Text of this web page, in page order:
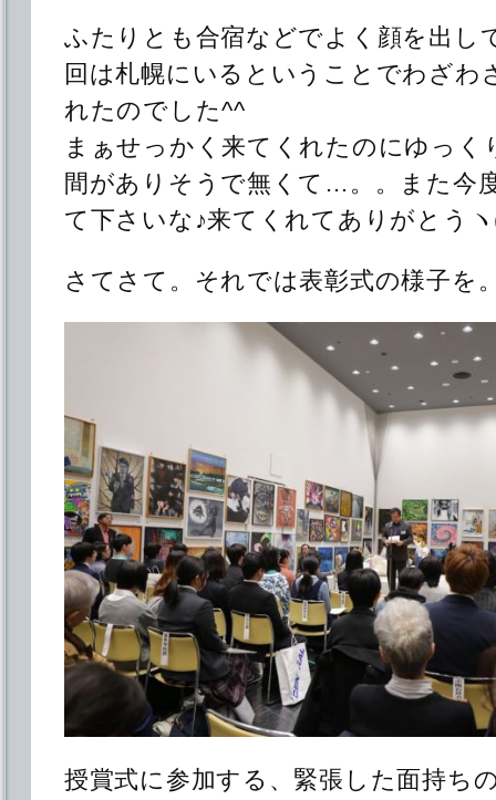
ふたりとも合宿などでよく顔を出し
回は札幌にいるということでわざわ
れたのでした^^
まぁせっかく来てくれたのにゆっく
間がありそうで無くて…。。また今
て下さいな♪来てくれてありがとう
さてさて。それでは表彰式の様子を
授賞式に参加する、緊張した面持ち